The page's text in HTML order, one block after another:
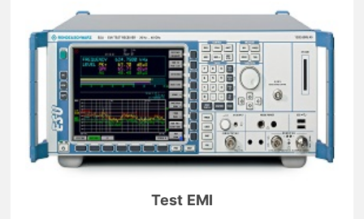
Test EMI